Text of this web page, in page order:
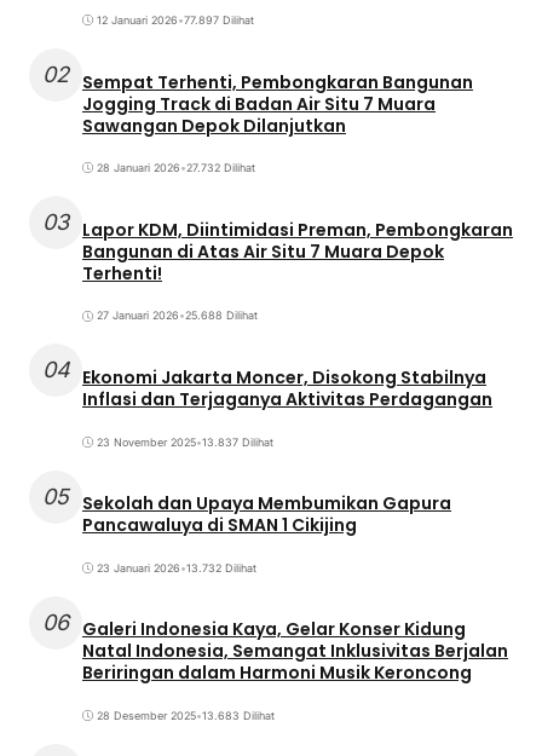
12 Januari 2026•77.897 Dilihat
02 Sempat Terhenti, Pembongkaran Bangunan
Jogging Track di Badan Air Situ 7 Muara
Sawangan Depok Dilanjutkan
28 Januari 2026•27.732 Dilihat
03 Lapor KDM, Diintimidasi Preman, Pembongkaran
Bangunan di Atas Air Situ 7 Muara Depok
Terhenti!
27 Januari 2026•25.688 Dilihat
04 Ekonomi Jakarta Moncer, Disokong Stabilnya
Inflasi dan Terjaganya Aktivitas Perdagangan
23 November 2025•13.837 Dilihat
05 Sekolah dan Upaya Membumikan Gapura
Pancawaluya di SMAN 1 Cikijing
23 Januari 2026•13.732 Dilihat
06 Galeri Indonesia Kaya, Gelar Konser Kidung
Natal Indonesia, Semangat Inklusivitas Berjalan
Beriringan dalam Harmoni Musik Keroncong
28 Desember 2025•13.683 Dilihat